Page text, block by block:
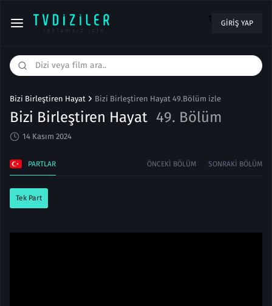
1 GIRIŞ YAP
Bizi Birleştiren Hayat Bizi Birleştiren Hayat 49.Bölüm izle
Bizi Birleştiren Hayat 49. Bölüm
14 Kasım 2024
PARTLAR ÖNCEKI BÖLÜM SONRAKI BÖLÜM
Tek Part